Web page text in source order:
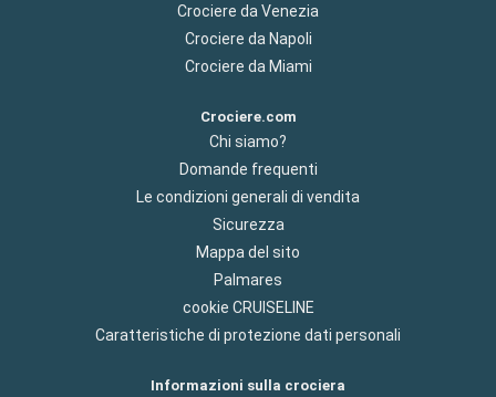
Crociere da Venezia
Crociere da Napoli
Crociere da Miami
Crociere.com
Chi siamo?
Domande frequenti
Le condizioni generali di vendita
Sicurezza
Mappa del sito
Palmares
cookie CRUISELINE
Caratteristiche di protezione dati personali
Informazioni sulla crociera